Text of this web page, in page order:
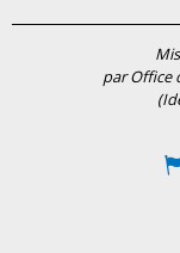
par Office